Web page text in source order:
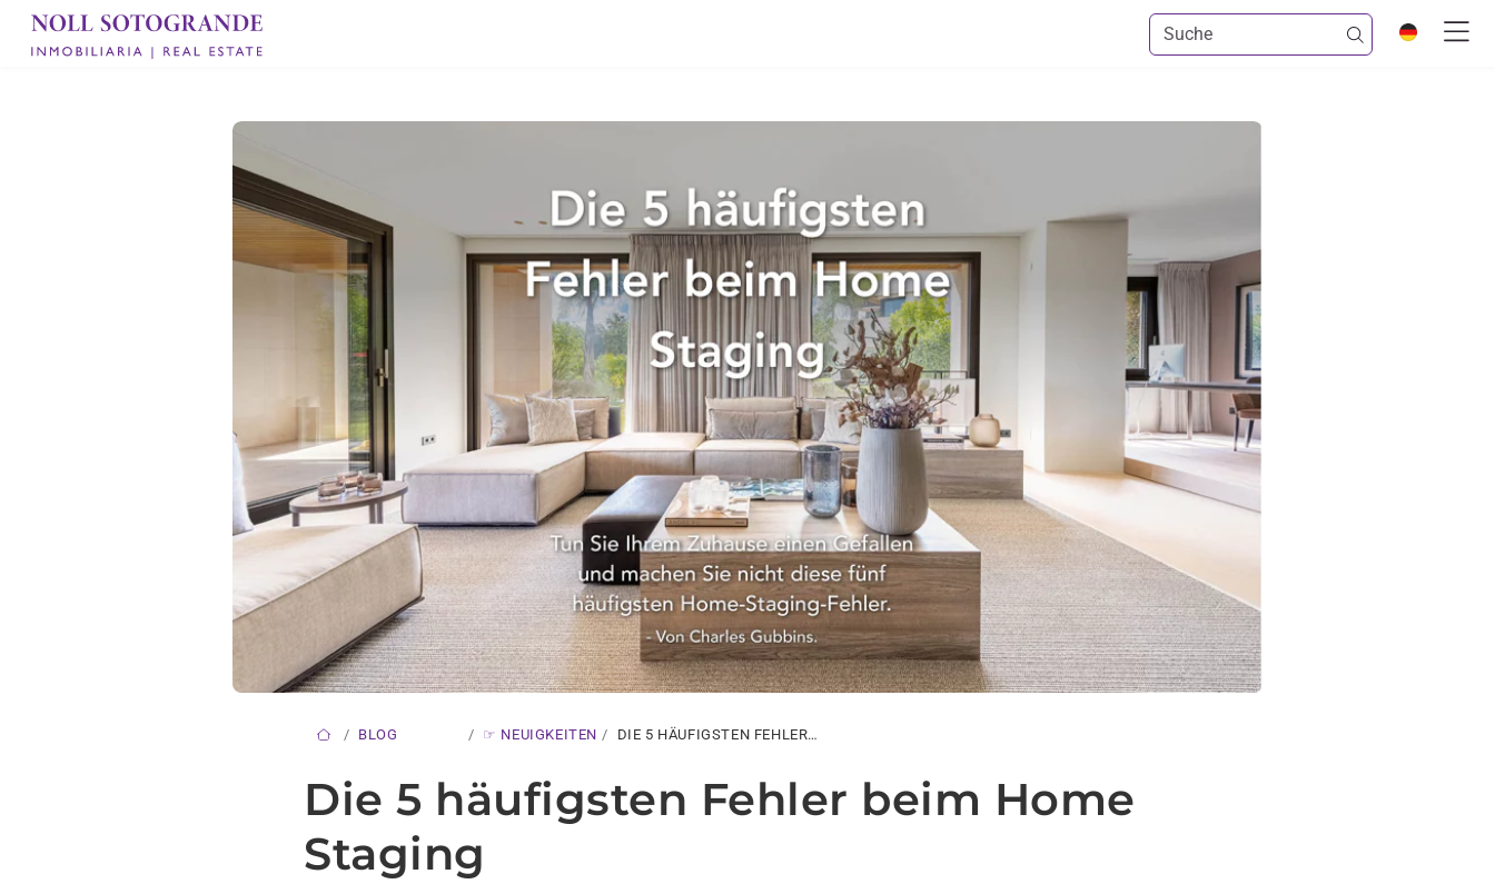
BLOG ☞ NEUIGKEITEN DIE 5 HÄUFIGSTEN FEHLER…
Die 5 häufigsten Fehler beim Home
Staging